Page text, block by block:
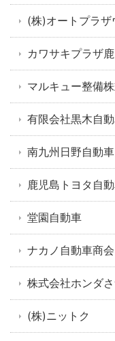
(株)オートプラザ
カワサキプラザ
マルキュー整備
有限会社黒木自
南九州日野自動
鹿児島トヨタ自
堂園自動車
ナカノ自動車商会
株式会社ホンダ
(株)ニットク